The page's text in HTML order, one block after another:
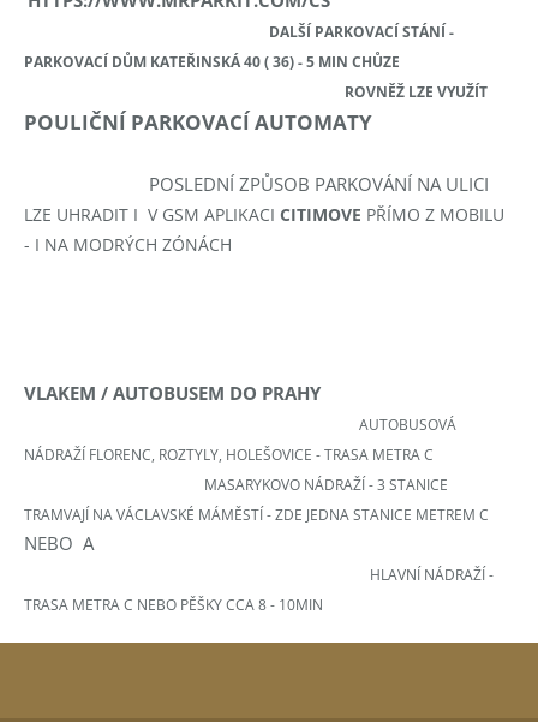
DALŠÍ PARKOVACÍ STÁNÍ -
PARKOVACÍ DŮM KATEŘINSKÁ 40 ( 36) - 5 MIN CHŮZE
ROVNĚŽ LZE VYUŽÍT
POULIČNÍ PARKOVACÍ AUTOMATY
POSLEDNÍ ZPŮSOB PARKOVÁNÍ NA ULICI
LZE UHRADIT I V GSM APLIKACI CITIMOVE PŘÍMO Z MOBILU
- I NA MODRÝCH ZÓNÁCH
VLAKEM / AUTOBUSEM DO PRAHY
AUTOBUSOVÁ
NÁDRAŽÍ FLORENC, ROZTYLY, HOLEŠOVICE -TRASA METRA C
MASARYKOVO NÁDRAŽÍ - 3 STANICE
TRAMVAJÍ NA VÁCLAVSKÉ MÁMĚSTÍ - ZDE JEDNA STANICE METREM C
NEBO A
HLAVNÍ NÁDRAŽÍ -
TRASA METRA C NEBO PĚŠKY CCA 8 - 10MIN